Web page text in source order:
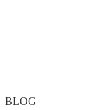
BLOG